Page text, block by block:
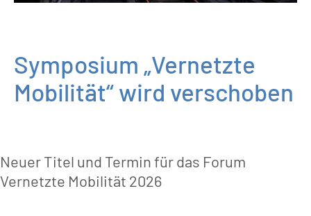
Symposium „Vernetzte
Mobilität“ wird verschoben
Neuer Titel und Termin für das Forum
Vernetzte Mobilität 2026